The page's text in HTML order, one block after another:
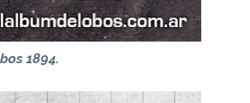
1894.